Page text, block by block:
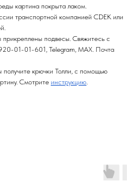
картина покрыта лаком.
транспортной компанией CDEK или
подвесы. Свяжитесь с
01-01-601, Telegram, MAX. Почта
получите крючки Толли, с помощью
Смотрите инструкцию.